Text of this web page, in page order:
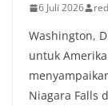
6 Juli 2026
Washington,
untuk
Niagara Falls